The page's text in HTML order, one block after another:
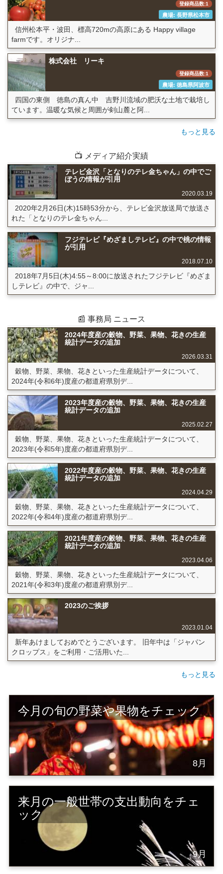
登録商品数:1
農場: 長野県松本市
信州松本平・波田、標高720mの高原にある Happy village
farmです。オリジナ...
株式会社 リーキ
登録商品数:1
農場: 徳島県阿波市
四国の東側 徳島の真ん中 吉野川流域の肥沃な土地で栽培し
ています。温暖な気候と周囲が剣山麓と阿...
もっと見る
📺 メディア紹介実績
テレビ金沢「となりのテレ金ちゃん」の中でご
ぼうの情報が引用
2020.03.19
2020年2月26日(木)15時53分から、テレビ金沢放送局で放送さ
れた「となりのテレ金ちゃん...
フジテレビ『めざましテレビ』の中で桃の情報
が引用
2018.07.10
2018年7月5日(木)4:55～8:00に放送されたフジテレビ『めざま
しテレビ』の中で、ジャ...
📰 事務局 ニュース
2024年度産の穀物、野菜、果物、花きの生産
統計データの追加
2026.03.31
穀物、野菜、果物、花きといった生産統計データについて、
2024年(令和6年)度産の都道府県別デ...
2023年度産の穀物、野菜、果物、花きの生産
統計データの追加
2025.02.27
穀物、野菜、果物、花きといった生産統計データについて、
2023年(令和5年)度産の都道府県別デ...
2022年度産の穀物、野菜、果物、花きの生産
統計データの追加
2024.04.29
穀物、野菜、果物、花きといった生産統計データについて、
2022年(令和4年)度産の都道府県別デ...
2021年度産の穀物、野菜、果物、花きの生産
統計データの追加
2023.04.06
穀物、野菜、果物、花きといった生産統計データについて、
2021年(令和3年)度産の都道府県別デ...
2023のご挨拶
2023.01.04
新年あけましておめでとうございます。 旧年中は「ジャパン
クロップス」をご利用・ご活用いた...
もっと見る
今月の旬の野菜や果物をチェック
8月
来月の一般世帯の支出動向をチェ
ック
9月